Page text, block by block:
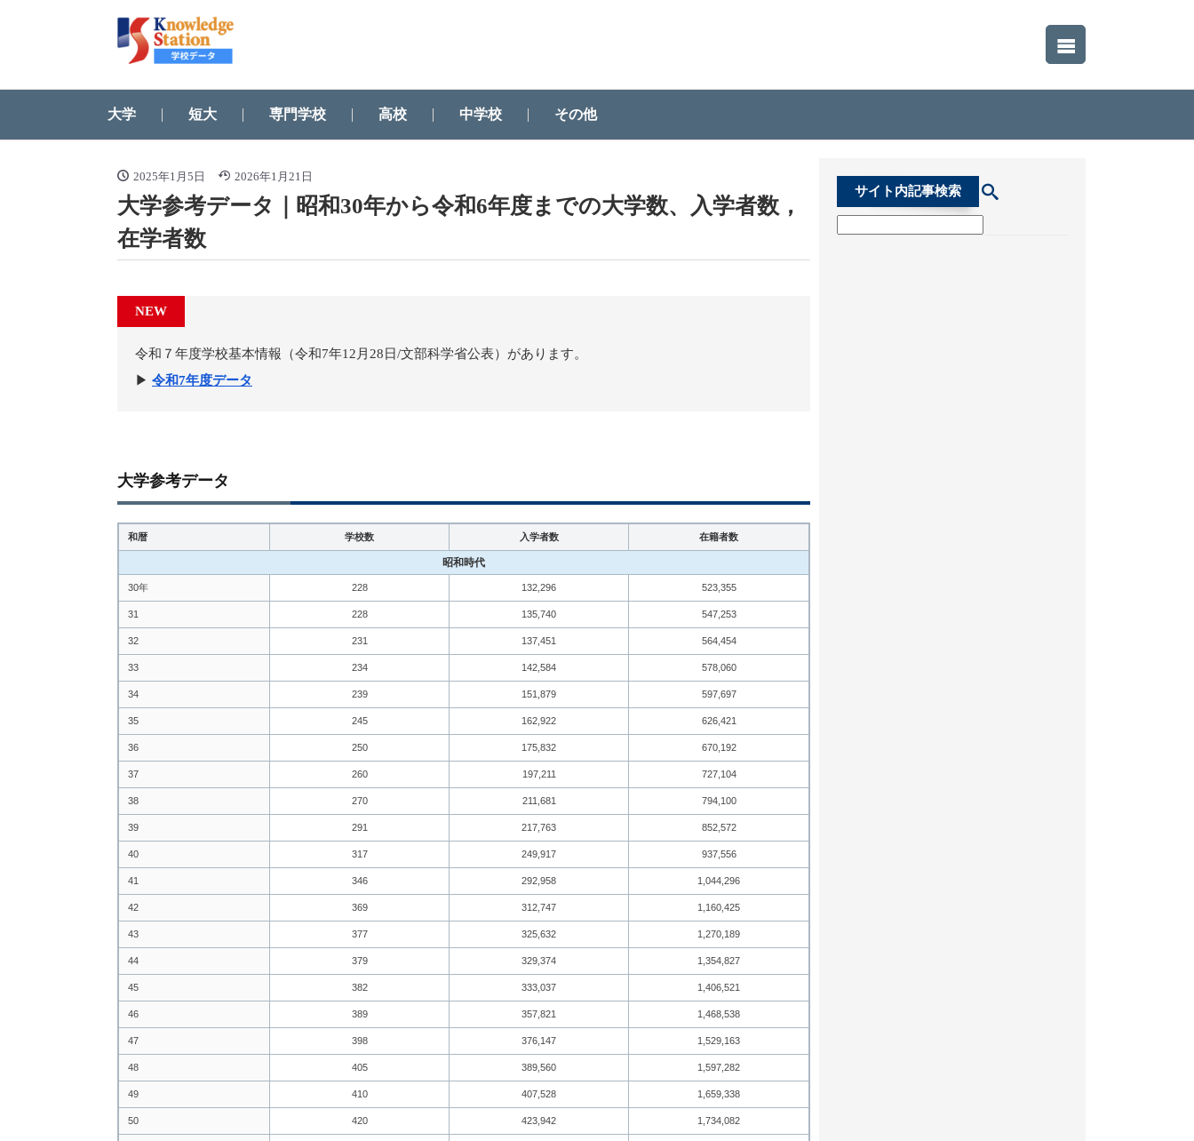
大学 短大 専門学校 高校 中学校 その他
2025年1月5日 2026年1月21日
大学参考データ｜昭和30年から令和6年度までの大学数、入学者数，
在学者数
NEW
令和７年度学校基本情報（令和7年12月28日/文部科学省公表）があります。
▶ 令和7年度データ
大学参考データ
和暦 学校数 入学者数 在籍者数
昭和時代
30年 228 132,296 523,355
31 228 135,740 547,253
32 231 137,451 564,454
33 234 142,584 578,060
34 239 151,879 597,697
35 245 162,922 626,421
36 250 175,832 670,192
37 260 197,211 727,104
38 270 211,681 794,100
39 291 217,763 852,572
40 317 249,917 937,556
41 346 292,958 1,044,296
42 369 312,747 1,160,425
43 377 325,632 1,270,189
44 379 329,374 1,354,827
45 382 333,037 1,406,521
46 389 357,821 1,468,538
47 398 376,147 1,529,163
48 405 389,560 1,597,282
49 410 407,528 1,659,338
50 420 423,942 1,734,082
サイト内記事検索